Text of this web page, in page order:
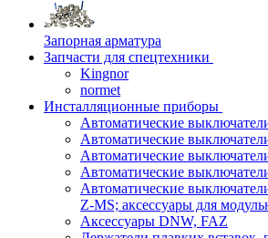
Запорная арматура
Запчасти для спецтехники
Kingnor
normet
Инсталляционные приборы
Автоматические
Автоматические
Автоматические
Автоматические
Автоматические
Z-MS; аксессуары для
Аксессуары DNW, FAZ